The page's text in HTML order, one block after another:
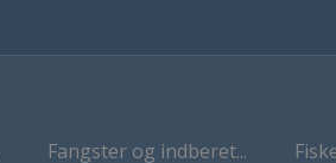
Fangster og indberet...